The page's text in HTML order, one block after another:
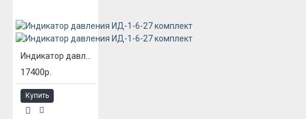
17400р.
Купить